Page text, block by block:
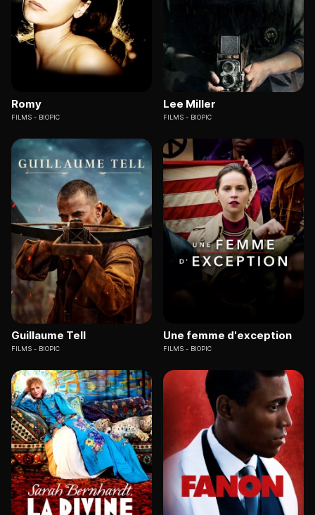
Romy
FILMS BIOPIC
Lee Miller
FILMS BIOPIC
Guillaume Tell
FILMS BIOPIC
Une femme d'exception
FILMS BIOPIC